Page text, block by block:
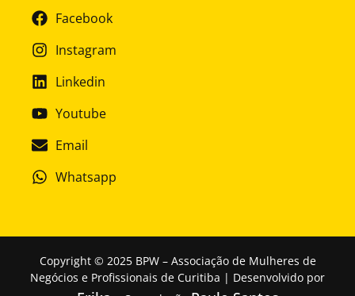
Facebook
Instagram
Linkedin
Youtube
Email
Whatsapp
Copyright © 2025 BPW – Associação de Mulheres de
Negócios e Profissionais de Curitiba | Desenvolvido por